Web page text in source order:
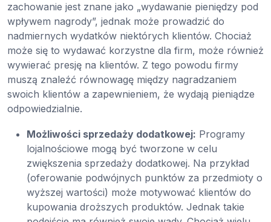
zachowanie jest znane jako „wydawanie pieniędzy pod
wpływem nagrody”, jednak może prowadzić do
nadmiernych wydatków niektórych klientów. Chociaż
może się to wydawać korzystne dla firm, może również
wywierać presję na klientów. Z tego powodu firmy
muszą znaleźć równowagę między nagradzaniem
swoich klientów a zapewnieniem, że wydają pieniądze
odpowiedzialnie.
Możliwości sprzedaży dodatkowej: Programy
lojalnościowe mogą być tworzone w celu
zwiększenia sprzedaży dodatkowej. Na przykład
(oferowanie podwójnych punktów za przedmioty o
wyższej wartości) może motywować klientów do
kupowania droższych produktów. Jednak takie